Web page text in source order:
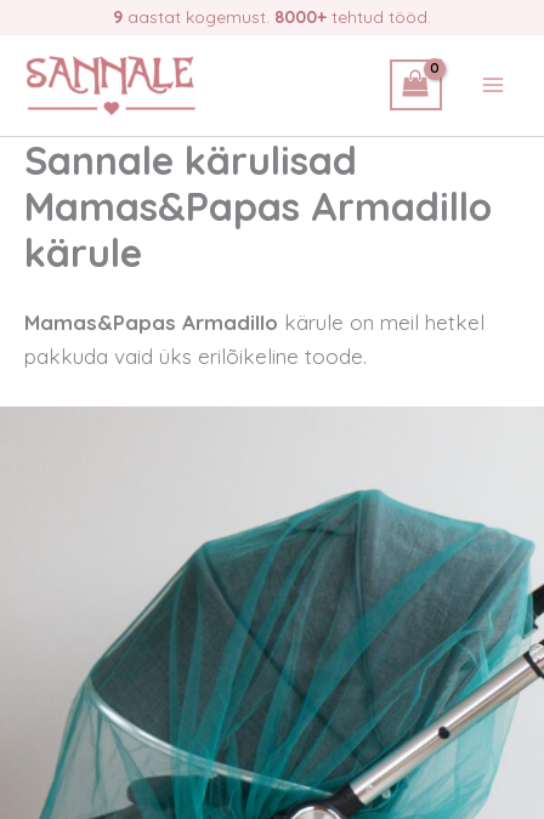
content
9 aastat kogemust. 8000+ tehtud tööd.
Sannale kärulisad
Mamas&Papas Armadillo
kärule
Mamas&Papas Armadillo kärule on meil hetkel
pakkuda vaid üks erilõikeline toode.